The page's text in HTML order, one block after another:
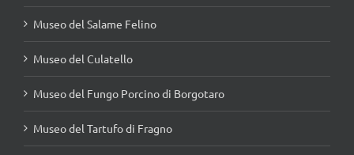
Museo del Salame Felino
Museo del Culatello
Museo del Fungo Porcino di Borgotaro
Museo del Tartufo di Fragno